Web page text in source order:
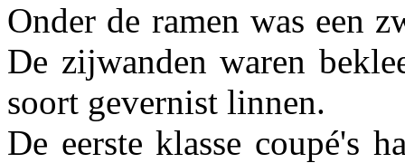
Onder de ramen was een
De zijwanden waren
soort gevernist linnen.
De eerste klasse coupé's